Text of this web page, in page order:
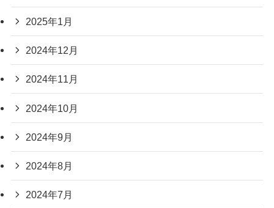
2025年1月
2024年12月
2024年11月
2024年10月
2024年9月
2024年8月
2024年7月